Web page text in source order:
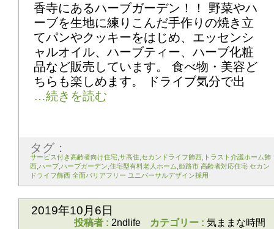
香寺にあるハーブガーデン！！ 野菜やハ
ーブを生地に練りこんだ手作りの焼き立
てパンやクッキーをはじめ、エッセンシ
ャルオイル、ハーブティー、ハーブ化粧
品など販売しています。 食べ物・美容ど
ちらも楽しめます。 ドライブ気分で出
タグ：
サービス付き高齢者向け住宅 サ高住 セカンドライフ飾西 トラスト介護ホーム飾
西 ハーブ ハーブガーデン 住宅型有料老人ホーム 姫路市 高齢者対応住宅 セカン
ドライフ飾西 全面バリアフリー ユニバーサルデザイン採用
2019年10月6日
投稿者 : 2ndlife カテゴリー : 気ままな時間